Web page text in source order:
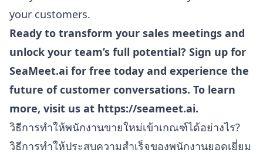
your customers.
Ready to transform your sales meetings and
unlock your team’s full potential? Sign up for
SeaMeet.ai for free today and experience the
future of customer conversations. To learn
more, visit us at https://seameet.ai.
วิธีการทำให้พนักงานขายใหม่เข้าเกณฑ์ได้อย่างไร?
วิธีการทำให้ประสบความสำเร็จของพนักงานยอดเยี่ยม